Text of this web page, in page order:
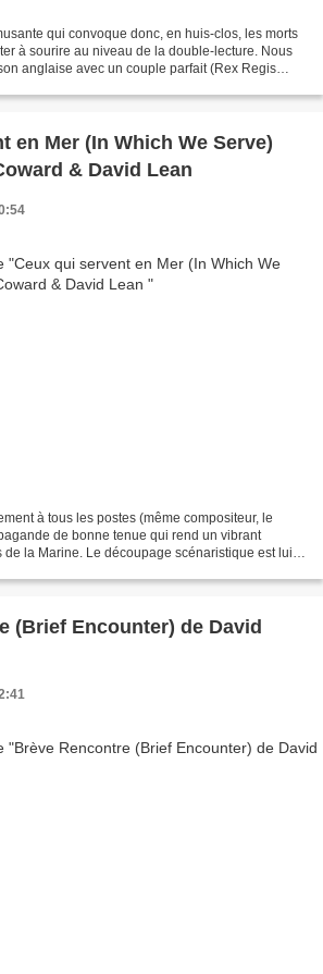
qui convoque donc, en huis-clos, les morts
à sourire au niveau de la double-lecture. Nous
anglaise avec un couple parfait (Rex Regis
en Mer (In Which We Serve)
& David Lean
à tous les postes (même compositeur, le
de bonne tenue qui rend un vibrant
de la Marine. Le découpage scénaristique est lui
(Brief Encounter) de David